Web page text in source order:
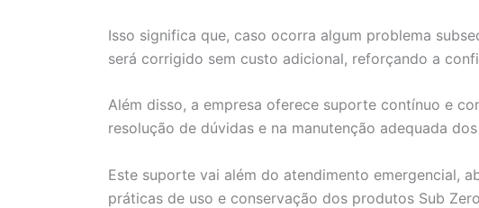
Isso significa que, caso ocorra algum problema
será corrigido sem custo adicional, reforçando a
Além disso, a empresa oferece suporte contínuo e
resolução de dúvidas e na manutenção adequada
Este suporte vai além do atendimento emergencial,
práticas de uso e conservação dos produtos Sub